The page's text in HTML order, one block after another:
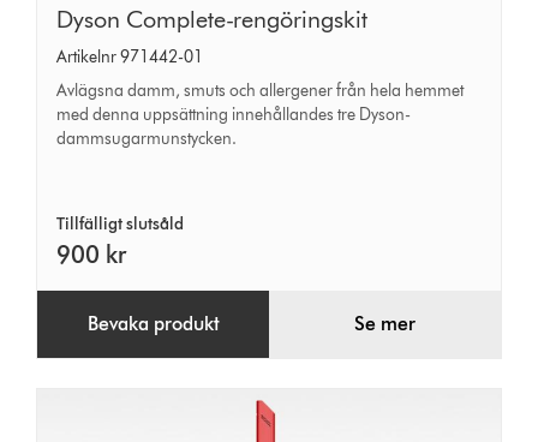
Dyson
Complete-
rengöringskit
Dyson Complete-rengöringskit
Artikelnr 971442-01
Avlägsna damm, smuts och allergener från hela hemmet
med denna uppsättning innehållandes tre Dyson-
dammsugarmunstycken.
Tillfälligt slutsåld
900 kr
Bevaka produkt Se mer